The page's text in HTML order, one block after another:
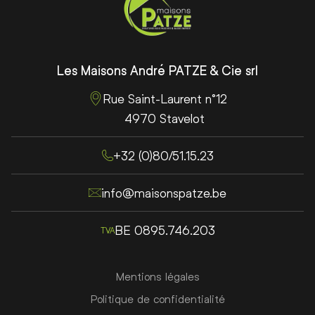
Les Maisons André PATZE & Cie srl
Rue Saint-Laurent n°12
4970 Stavelot
+32 (0)80/51.15.23
info@maisonspatze.be
TVABE 0895.746.203
Mentions légales
Politique de confidentialité